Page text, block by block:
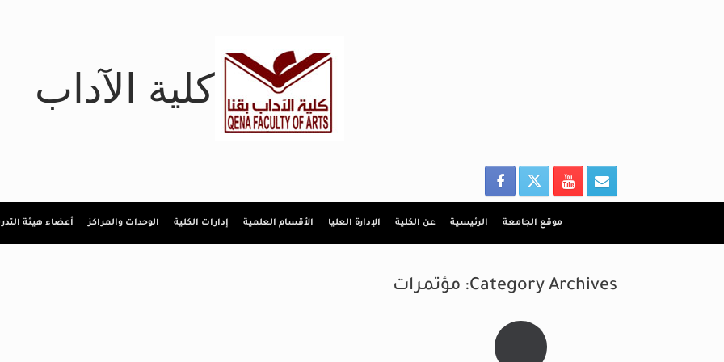
كلية الآداب
موقع الجامعة الرئيسية عن الكلية الإدارة العليا الأقسام العلمية إدارات الكلية الوحدات والمراكز أعضاء هيئة
Category Archives: مؤتمرات